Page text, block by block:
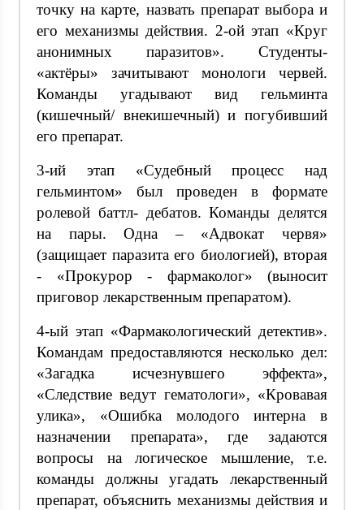
точку на карте, назвать препарат выбора и
его механизмы действия. 2-ой этап «Круг
анонимных паразитов». Студенты-
«актёры» зачитывают монологи червей.
Команды угадывают вид гельминта
(кишечный/ внекишечный) и погубивший
его препарат.
3-ий этап «Судебный процесс над
гельминтом» был проведен в формате
ролевой баттл- дебатов. Команды делятся
на пары. Одна – «Адвокат червя»
(защищает паразита его биологией), вторая
- «Прокурор - фармаколог» (выносит
приговор лекарственным препаратом).
4-ый этап «Фармакологический детектив».
Командам предоставляются несколько дел:
«Загадка исчезнувшего эффекта»,
«Следствие ведут гематологи», «Кровавая
улика», «Ошибка молодого интерна в
назначении препарата», где задаются
вопросы на логическое мышление, т.е.
команды должны угадать лекарственный
препарат, объяснить механизмы действия и